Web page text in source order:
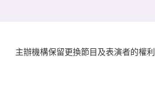
主辦機構保留更換節目及表演者的權利